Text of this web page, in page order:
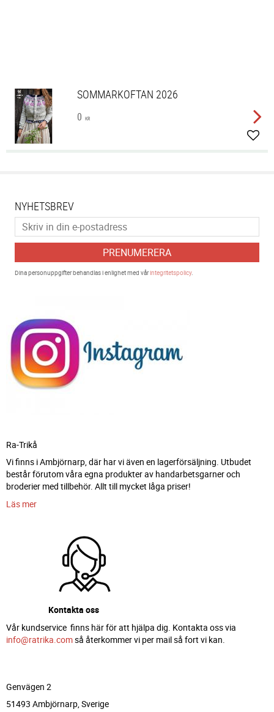
SOMMARKOFTAN 2026
0 KR
NYHETSBREV
PRENUMERERA
Dina personuppgifter behandlas i enlighet med vårintegritetspolicy.
Ra-Trikå
Vi finns i Ambjörnarp, där har vi även en lagerförsäljning. Utbudet
består förutom våra egna produkter av handarbetsgarner och
broderier med tillbehör. Allt till mycket låga priser!
Läs mer
Kontakta oss
Vår kundservice finns här för att hjälpa dig. Kontakta oss via
info@ratrika.comså återkommer vi per mail så fort vi kan.
Genvägen 2
51493 Ambjörnarp, Sverige